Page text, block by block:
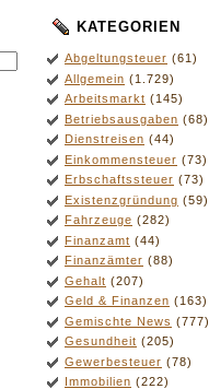
KATEGORIEN
Abgeltungsteuer (61)
Allgemein (1.729)
Arbeitsmarkt (145)
Betriebsausgaben (68)
Dienstreisen (44)
Einkommensteuer (73)
Erbschaftssteuer (73)
Existenzgründung (59)
Fahrzeuge (282)
Finanzamt (44)
Finanzämter (88)
Gehalt (207)
Geld & Finanzen (163)
Gemischte News (777)
Gesundheit (205)
Gewerbesteuer (78)
Immobilien (222)